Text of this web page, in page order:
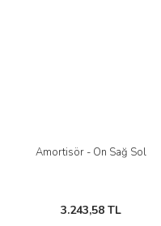
Amortisör - Ön Sağ Sol
3.243,58 TL